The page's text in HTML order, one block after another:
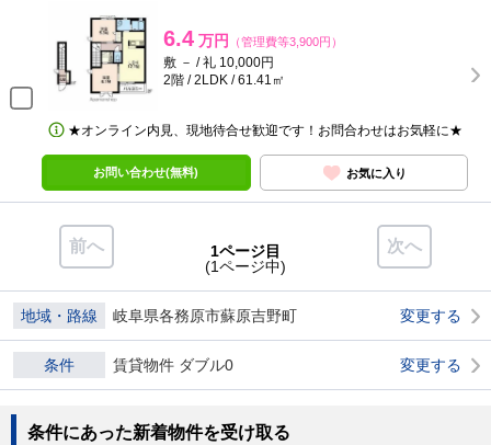
6.4 万円 （管理費等3,900円）
敷 － / 礼 10,000円
2階 / 2LDK / 61.41㎡
★オンライン内見、現地待合せ歓迎です！お問合わせはお気軽に★
お問い合わせ(無料) お気に入り
前へ 次へ
1ページ目
(1ページ中)
地域・路線 岐阜県各務原市蘇原吉野町 変更する
条件 賃貸物件 ダブル0 変更する
条件にあった新着物件を受け取る